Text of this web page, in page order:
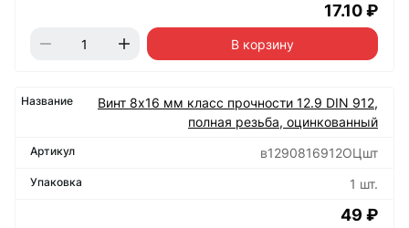
17.10 ₽
В корзину
Винт 8х16 мм класс прочности 12.9 DIN 912,
полная резьба, оцинкованный
в1290816912ОЦшт
1 шт.
49 ₽